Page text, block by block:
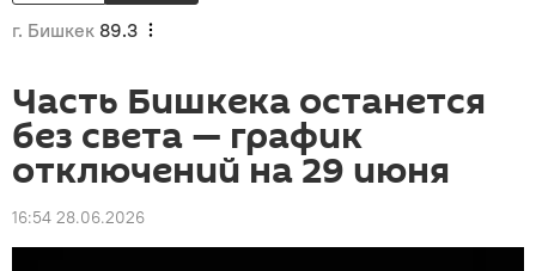
г. Бишкек 89.3
Часть Бишкека останется
без света — график
отключений на 29 июня
16:54 28.06.2026